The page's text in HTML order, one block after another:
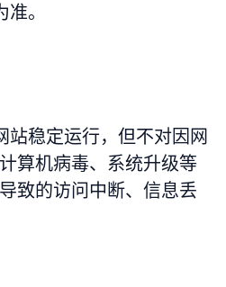
。
站稳定运行，但不对因网
算机病毒、系统升级等
致的访问中断、信息丢